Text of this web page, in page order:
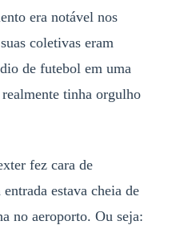
era notável nos
coletivas eram
de futebol em uma
tinha orgulho
fez cara de
estava cheia de
no aeroporto. Ou seja: